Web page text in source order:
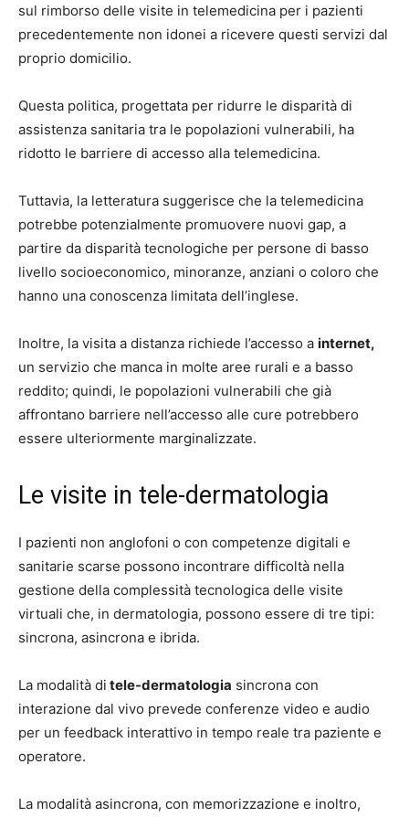
sul rimborso delle visite in telemedicina per i pazienti
precedentemente non idonei a ricevere questi servizi dal
proprio domicilio.
Questa politica, progettata per ridurre le disparità di
assistenza sanitaria tra le popolazioni vulnerabili, ha
ridotto le barriere di accesso alla telemedicina.
Tuttavia, la letteratura suggerisce che la telemedicina
potrebbe potenzialmente promuovere nuovi gap, a
partire da disparità tecnologiche per persone di basso
livello socioeconomico, minoranze, anziani o coloro che
hanno una conoscenza limitata dell’inglese.
Inoltre, la visita a distanza richiede l’accesso a internet,
un servizio che manca in molte aree rurali e a basso
reddito; quindi, le popolazioni vulnerabili che già
affrontano barriere nell’accesso alle cure potrebbero
essere ulteriormente marginalizzate.
Le visite in tele-dermatologia
I pazienti non anglofoni o con competenze digitali e
sanitarie scarse possono incontrare difficoltà nella
gestione della complessità tecnologica delle visite
virtuali che, in dermatologia, possono essere di tre tipi:
sincrona, asincrona e ibrida.
La modalità di tele-dermatologia sincrona con
interazione dal vivo prevede conferenze video e audio
per un feedback interattivo in tempo reale tra paziente e
operatore.
La modalità asincrona, con memorizzazione e inoltro,